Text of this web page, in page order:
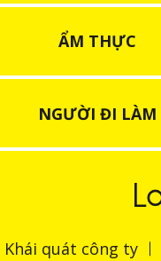
ẨM THỰC
NGƯỜI ĐI LÀM
Khái quát công ty